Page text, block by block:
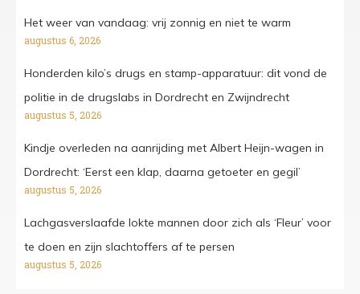
Het weer van vandaag: vrij zonnig en niet te warm
augustus 6, 2026
Honderden kilo’s drugs en stamp-apparatuur: dit vond de
politie in de drugslabs in Dordrecht en Zwijndrecht
augustus 5, 2026
Kindje overleden na aanrijding met Albert Heijn-wagen in
Dordrecht: ‘Eerst een klap, daarna getoeter en gegil’
augustus 5, 2026
Lachgasverslaafde lokte mannen door zich als ‘Fleur’ voor
te doen en zijn slachtoffers af te persen
augustus 5, 2026